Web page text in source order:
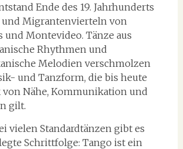
Ende des 19. Jahrhunderts
Migrantenvierteln von
und Montevideo. Tänze aus
Rhythmen und
Melodien verschmolzen
und Tanzform, die bis heute
von Nähe, Kommunikation und
gilt.
vielen Standardtänzen gibt es
Schrittfolge: Tango ist ein